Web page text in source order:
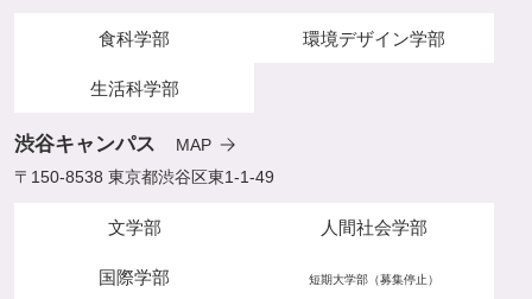
食科学部 環境デザイン学部
生活科学部
渋谷キャンパス
MAP
〒150-8538 東京都渋谷区東1-1-49
文学部 人間社会学部
国際学部 短期大学部（募集停止）